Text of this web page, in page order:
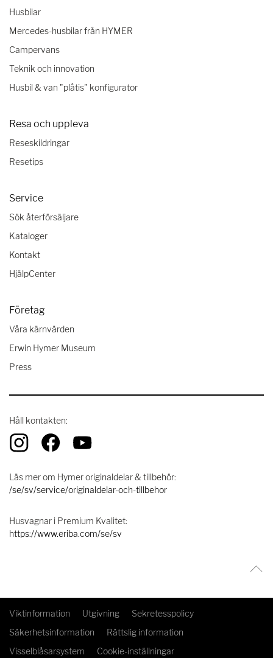
Husbilar
Mercedes-husbilar från HYMER
Campervans
Teknik och innovation
Husbil & van "plåtis" konfigurator
Resa och uppleva
Reseskildringar
Resetips
Service
Sök återförsäljare
Kataloger
Kontakt
HjälpCenter
Företag
Våra kärnvärden
Erwin Hymer Museum
Press
Håll kontakten:
Läs mer om Hymer originaldelar & tillbehör:
/se/sv/service/originaldelar-och-tillbehor
Husvagnar i Premium Kvalitet:
https://www.eriba.com/se/sv
Viktinformation Utgivning
Sekretesspolicy
Säkerhetsinformation
Rättslig information
Visselblåsarsystem
Cookie-inställningar